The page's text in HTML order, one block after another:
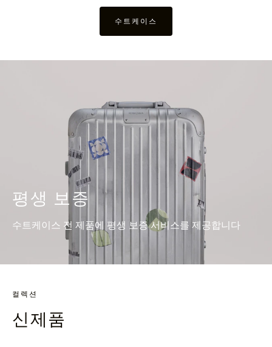
수트케이스
평생 보증
수트케이스 전 제품에 평생 보증 서비스를 제공합니다
컬렉션
신제품